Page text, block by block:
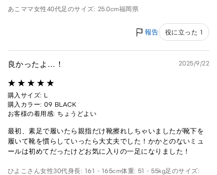
あこママ女性40代足のサイズ: 25.0cm福岡県
報告 役に立った 1
良かったよ…！ 2025/9/22
購入サイズ: L
購入カラー: 09 BLACK
お客様の着用感: ちょうどよい
最初、素足で履いたら親指だけ靴擦れしちゃいましたが靴下を
履いて靴を慣らしていったら大丈夫でした！かかとのないミュ
ールは初めてだったけどお気に入りの一足になりました！
ひよこさん女性30代身長: 161 - 165cm体重: 51 - 55kg足のサイズ: